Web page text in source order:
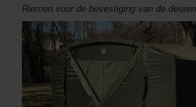
Riemen voor de bevestiging van de deuren